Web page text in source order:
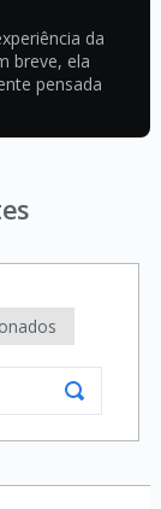
da
breve, ela
pensada